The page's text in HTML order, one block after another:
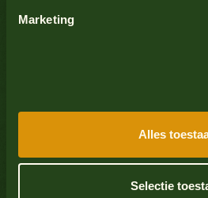
Marketing
Alles
Selectie
Ein dicker